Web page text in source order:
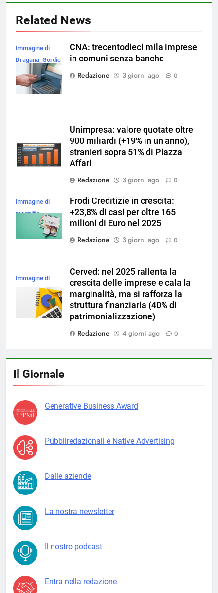
Related News
Immagine di
Dragana_Gordic
su Magnific
CNA: trecentodieci mila imprese
in comuni senza banche
Redazione
3 giorni ago 0
Unimpresa: valore quotate oltre
900 miliardi (+19% in un anno),
stranieri sopra 51% di Piazza
Affari
Redazione
3 giorni ago 0
Immagine di
magnific
Frodi Creditizie in crescita:
+23,8% di casi per oltre 165
milioni di Euro nel 2025
Redazione
3 giorni ago 0
Immagine di
magnific
Cerved: nel 2025 rallenta la
crescita delle imprese e cala la
marginalità, ma si rafforza la
struttura finanziaria (40% di
patrimonializzazione)
Redazione
4 giorni ago 0
Il Giornale
Generative Business Award
Pubbliredazionali e Native Advertising
Dalle aziende
La nostra newsletter
Il nostro podcast
Entra nella redazione